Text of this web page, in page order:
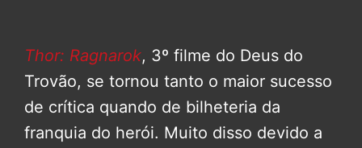
Thor: Ragnarok, 3º filme do Deus do
Trovão, se tornou tanto o maior sucesso
de crítica quando de bilheteria da
franquia do herói. Muito disso devido a